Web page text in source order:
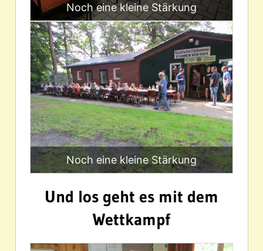
Noch eine kleine Stärkung
Noch eine kleine Stärkung
Und los geht es mit dem
Wettkampf